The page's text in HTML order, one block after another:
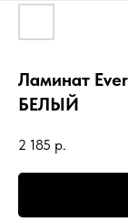
Ламинат
БЕЛЫЙ
2 185 р.